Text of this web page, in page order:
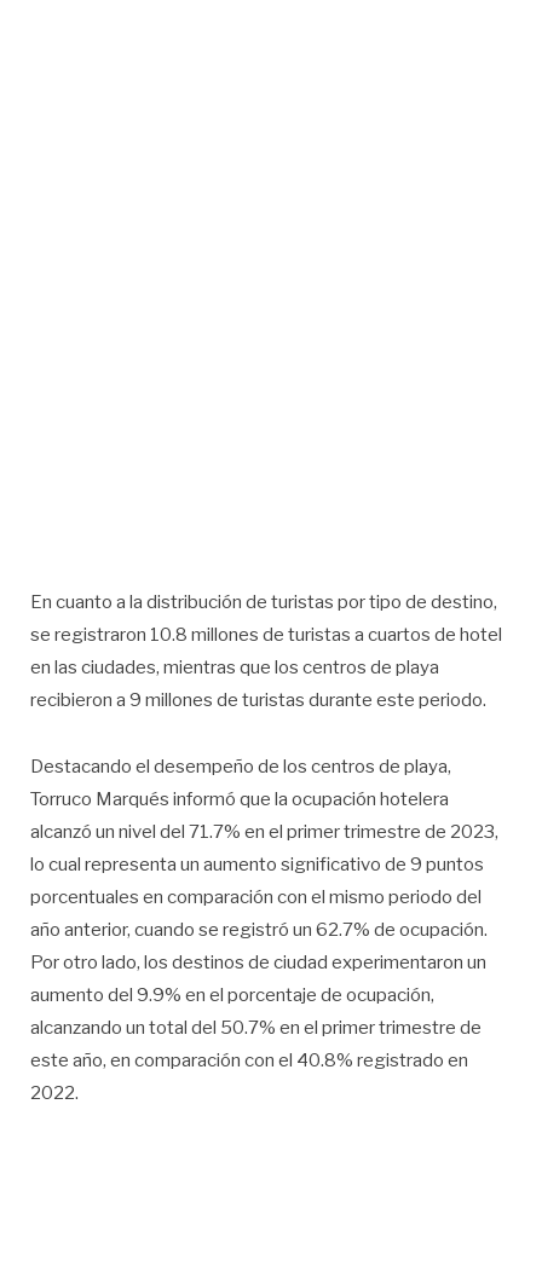
En cuanto a la distribución de turistas por tipo de destino,
se registraron 10.8 millones de turistas a cuartos de hotel
en las ciudades, mientras que los centros de playa
recibieron a 9 millones de turistas durante este periodo.
Destacando el desempeño de los centros de playa,
Torruco Marqués informó que la ocupación hotelera
alcanzó un nivel del 71.7% en el primer trimestre de 2023,
lo cual representa un aumento significativo de 9 puntos
porcentuales en comparación con el mismo periodo del
año anterior, cuando se registró un 62.7% de ocupación.
Por otro lado, los destinos de ciudad experimentaron un
aumento del 9.9% en el porcentaje de ocupación,
alcanzando un total del 50.7% en el primer trimestre de
este año, en comparación con el 40.8% registrado en
2022.